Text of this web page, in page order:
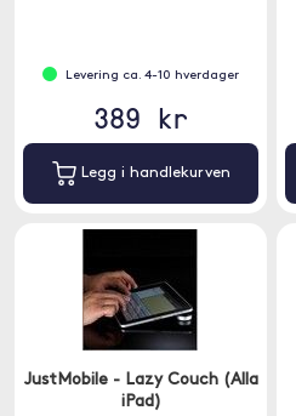
Levering ca. 4-10 hverdager
389 kr
Legg i handlekurven
JustMobile - Lazy Couch (Alla
iPad)